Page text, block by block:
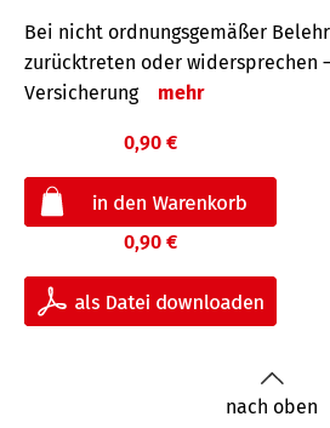
Bei nicht ordnungsgemäßer
zurücktreten oder widersprechen
Versicherung
mehr
0,90 €
0,90 €
nach oben